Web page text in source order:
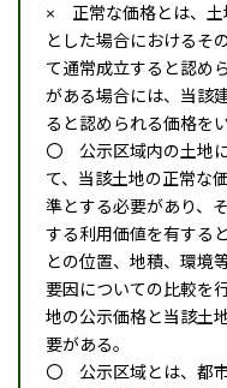
× 正常な価格とは、土
とした場合におけるそ
て通常成立すると認め
がある場合には、当該
ると認められる価格をい
〇 公示区域内の土地
て、当該土地の正常な
準とする必要があり、
する利用価値を有する
との位置、地積、環境
要因についての比較を
地の公示価格と当該土
要がある。
〇 公示区域とは、都